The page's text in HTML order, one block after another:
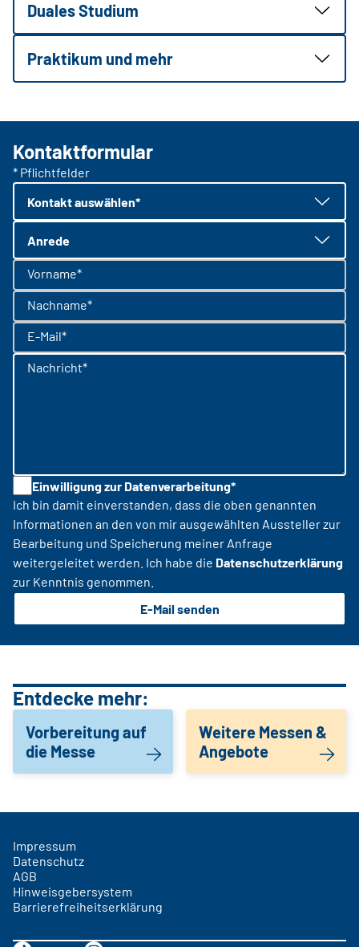
Duales Studium
Praktikum und mehr
Kontaktformular
* Pflichtfelder
Kontakt auswählen*
Anrede
Vorname*
Nachname*
E-Mail*
Nachricht*
Einwilligung zur Datenverarbeitung*
Ich bin damit einverstanden, dass die oben genannten
Informationen an den von mir ausgewählten Aussteller zur
Bearbeitung und Speicherung meiner Anfrage
weitergeleitet werden. Ich habe die Datenschutzerklärung
zur Kenntnis genommen.
E-Mail senden
Entdecke mehr:
Vorbereitung auf
die Messe
Weitere Messen &
Angebote
Impressum
Datenschutz
AGB
Hinweisgebersystem
Barrierefreiheitserklärung